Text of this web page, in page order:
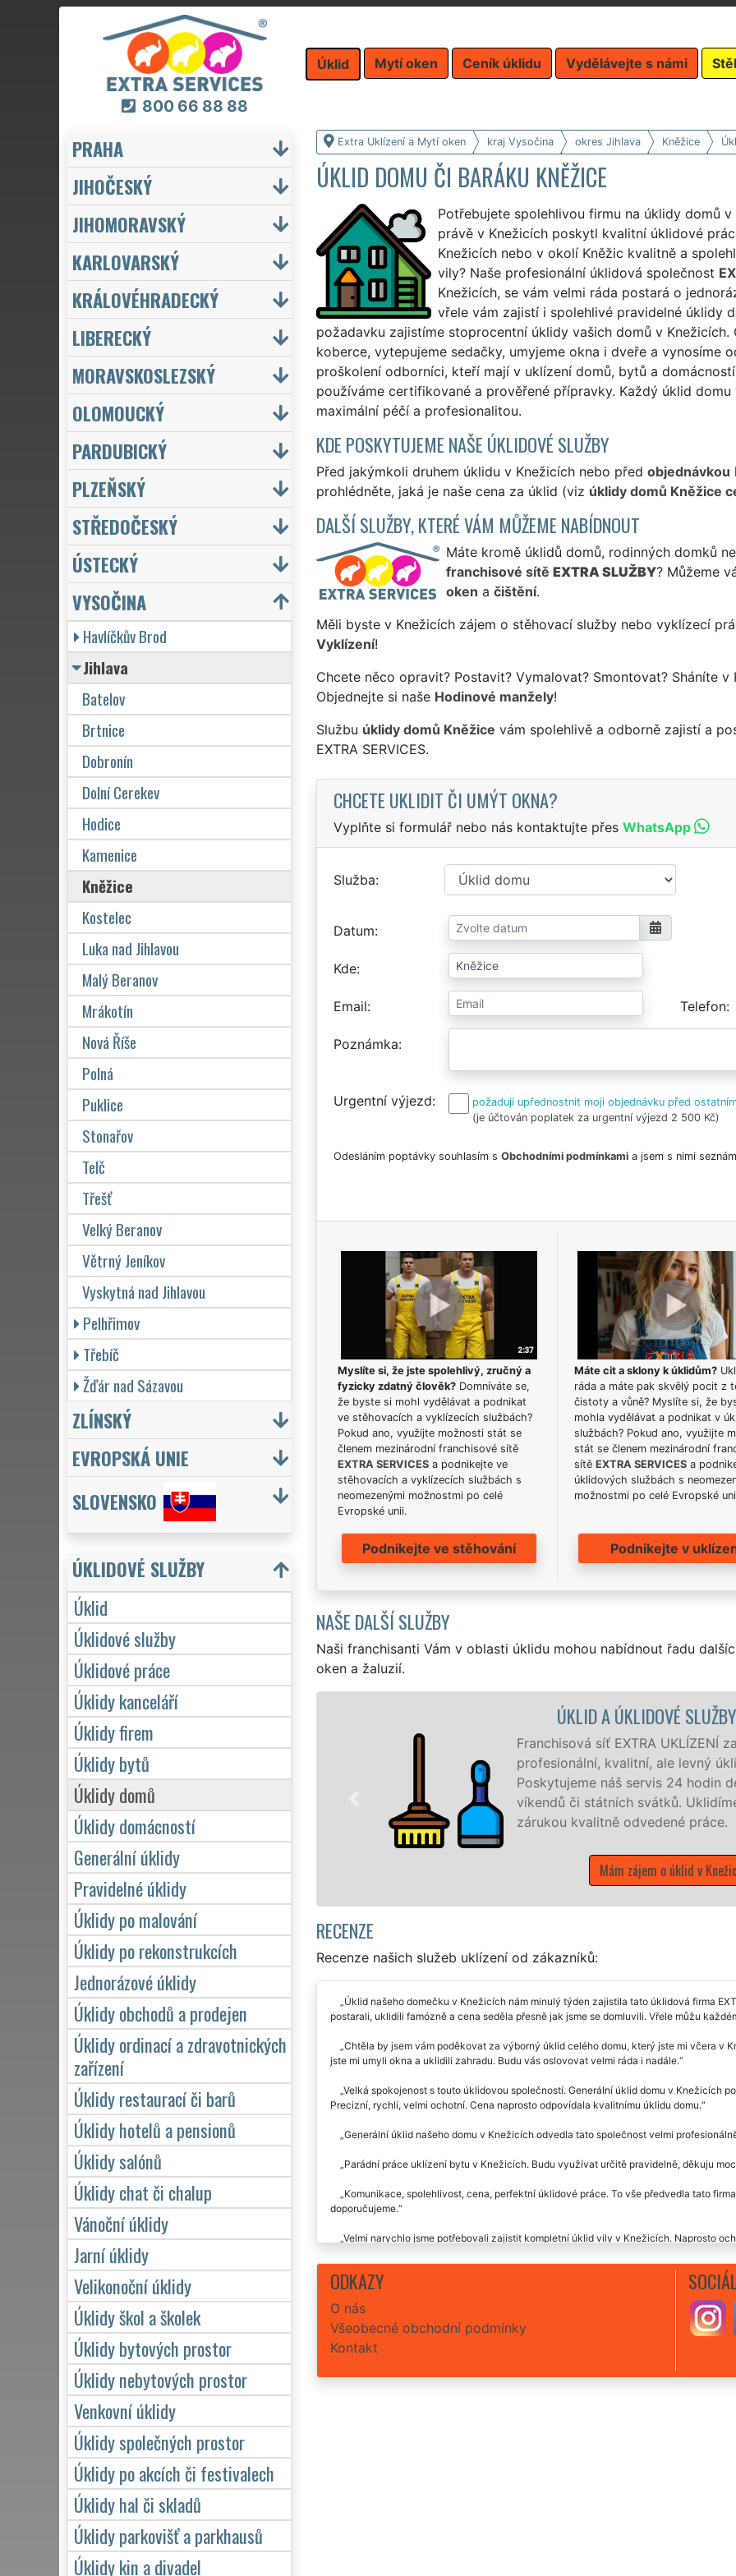
800 66 88 88
Úklid Mytí oken Ceník úklidu Vydělávejte s námi
Extra Uklízení a Mytí oken kraj Vysočina okres Jihlava Kněžice
ÚKLID DOMU ČI BARÁKU KNĚŽICE
Potřebujete spolehlivou firmu na úklidy domů
právě v Knežicích poskytl kvalitní úklidové
Knežicích nebo v okolí Kněžic kvalitně a
vily? Naše profesionální úklidová společnost
Knežicích, se vám velmi ráda postará o
vřele vám zajistí i spolehlivé pravidelné úklidy
požadavku zajistíme stoprocentní úklidy vašich domů v
koberce, vytepujeme sedačky, umyjeme okna i dveře a vynosíme
proškolení odborníci, kteří mají v uklízení domů, bytů a
používáme certifikované a prověřené přípravky. Každý úklid
maximální péčí a profesionalitou.
KDE POSKYTUJEME NAŠE ÚKLIDOVÉ SLUŽBY
Před jakýmkoli druhem úklidu v Knežicích nebo před objednávkou
prohlédněte, jaká je naše cena za úklid (viz úklidy domů Kněžice
DALŠÍ SLUŽBY, KTERÉ VÁM MŮŽEME NABÍDNOUT
Máte kromě úklidů domů, rodinných domků
franchisové sítě EXTRA SLUŽBY? Můžeme
oken a čištění.
Měli byste v Knežicích zájem o stěhovací služby nebo vyklízecí
Vyklízení!
Chcete něco opravit? Postavit? Vymalovat? Smontovat? Sháníte
Objednejte si naše Hodinové manžely!
Službu úklidy domů Kněžice vám spolehlivě a odborně zajistí a
EXTRA SERVICES.
CHCETE UKLIDIT ČI UMÝT OKNA?
Vyplňte si formulář nebo nás kontaktujte přes WhatsApp
Služba
Datum
Kde
Email Telefon
Poznámka
Urgentní výjezd
požaduji upřednostnit moji objednávku před
(je účtován poplatek za urgentní výjezd 2 500 Kč)
Odesláním poptávky souhlasím s Obchodními podmínkamia jsem s nimi
Myslíte si, že jste spolehlivý, zručný a
fyzicky zdatný člověk?Domníváte se,
že byste si mohl vydělávat a podnikat
ve stěhovacích a vyklízecích službách?
Pokud ano, využijte možnosti stát se
členem mezinárodní franchisové sítě
EXTRA SERVICESa podnikejte ve
stěhovacích a vyklízecích službách s
neomezenými možnostmi po celé
Evropské unii.
Podnikejte ve stěhování
Máte cit a sklony k úklidům?
ráda a máte pak skvělý pocit z
čistoty a vůně? Myslíte si, že
mohla vydělávat a podnikat v
službách? Pokud ano, využijte
stát se členem mezinárodní
sítě EXTRA SERVICESa
úklidových službách s
možnostmi po celé Evropské
Podnikejte v
NAŠE DALŠÍ SLUŽBY
Naši franchisanti Vám v oblasti úklidu mohou nabídnout řadu
oken a žaluzií.
ÚKLID A ÚKLIDOVÉ SLUŽBY KNĚŽICE
Franchisová síť EXTRA UKLÍZENÍ zajišťuje v Knežicích a okolí Kněžic
profesionální, kvalitní, ale levný úklid pro firmy i jednotlivce.
Poskytujeme náš servis 24 hodin denně, 7 dní v týdnu a to i během
víkendů či státních svátků. Uklidíme vše, co zákazník žádá a to se
zárukou kvalitně odvedené práce.
Mám zájem o úklid v Knežicích
RECENZE
Recenze našich služeb uklízení od zákazníků:
Úklid našeho domečku v Knežicích nám minulý týden zajistila tato úklidová firma
postarali, uklidili famózně a cena seděla přesně jak jsme se domluvili. Vřele můžu
Chtěla by jsem vám poděkovat za výborný úklid celého domu, který jste mi včera v
jste mi umyli okna a uklidili zahradu. Budu vás oslovovat velmi ráda i nadále.
Velká spokojenost s touto úklidovou společností. Generální úklid domu v Knežicích
Precizní, rychlí, velmi ochotní. Cena naprosto odpovídala kvalitnímu úklidu domu.
Generální úklid našeho domu v Knežicích odvedla tato společnost velmi
Parádní práce uklízení bytu v Knežicích. Budu využívat určitě pravidelně, děkuju
Komunikace, spolehlivost, cena, perfektní úklidové práce. To vše předvedla tato
doporučujeme.
Velmi narychlo jsme potřebovali zajistit kompletní úklid vily v Knežicích. Naprosto
spolehlivé služby.
ODKAZY
O nás
Všeobecné obchodní podmínky
Kontakt
PRAHA
JIHOČESKÝ
JIHOMORAVSKÝ
KARLOVARSKÝ
KRÁLOVÉHRADECKÝ
LIBERECKÝ
MORAVSKOSLEZSKÝ
OLOMOUCKÝ
PARDUBICKÝ
PLZEŇSKÝ
STŘEDOČESKÝ
ÚSTECKÝ
VYSOČINA
Havlíčkův Brod
Jihlava
Batelov
Brtnice
Dobronín
Dolní Cerekev
Hodice
Kamenice
Kněžice
Kostelec
Luka nad Jihlavou
Malý Beranov
Mrákotín
Nová Říše
Polná
Puklice
Stonařov
Telč
Třešť
Velký Beranov
Větrný Jeníkov
Vyskytná nad Jihlavou
Pelhřimov
Třebíč
Žďár nad Sázavou
ZLÍNSKÝ
EVROPSKÁ UNIE
SLOVENSKO
ÚKLIDOVÉ SLUŽBY
Úklid
Úklidové služby
Úklidové práce
Úklidy kanceláří
Úklidy firem
Úklidy bytů
Úklidy domů
Úklidy domácností
Generální úklidy
Pravidelné úklidy
Úklidy po malování
Úklidy po rekonstrukcích
Jednorázové úklidy
Úklidy obchodů a prodejen
Úklidy ordinací a zdravotnických
zařízení
Úklidy restaurací či barů
Úklidy hotelů a pensionů
Úklidy salónů
Úklidy chat či chalup
Vánoční úklidy
Jarní úklidy
Velikonoční úklidy
Úklidy škol a školek
Úklidy bytových prostor
Úklidy nebytových prostor
Venkovní úklidy
Úklidy společných prostor
Úklidy po akcích či festivalech
Úklidy hal či skladů
Úklidy parkovišť a parkhausů
Úklidy kin a divadel